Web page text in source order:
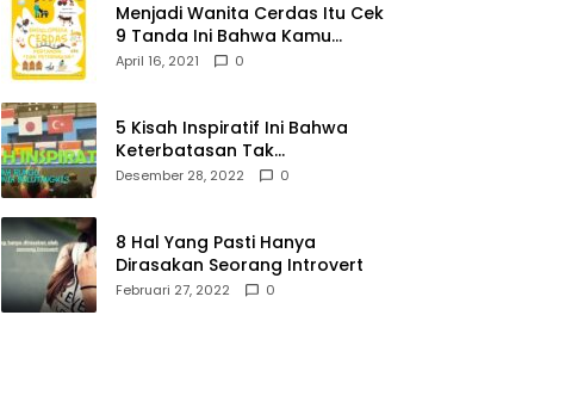
Menjadi Wanita Cerdas Itu Cek
9 Tanda Ini Bahwa Kamu
Memang Wanita Cerdas
April 16, 2021 0
5 Kisah Inspiratif Ini Bahwa
Keterbatasan Tak
Menghalangi Segalanya
Desember 28, 2022 0
8 Hal Yang Pasti Hanya
Dirasakan Seorang Introvert
Februari 27, 2022 0